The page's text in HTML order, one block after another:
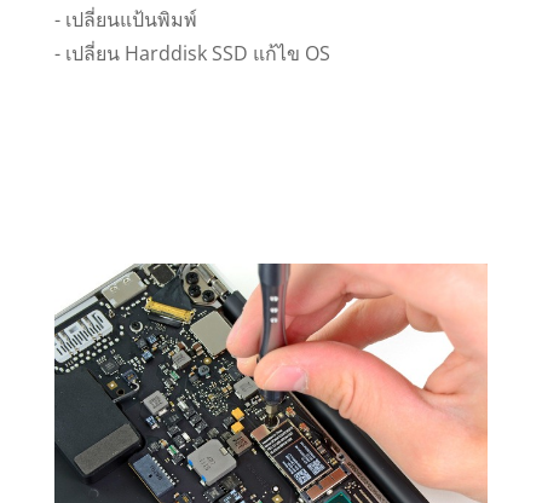
- เปลี่ยนแป้นพิมพ์
- เปลี่ยน Harddisk SSD แก้ไข OS